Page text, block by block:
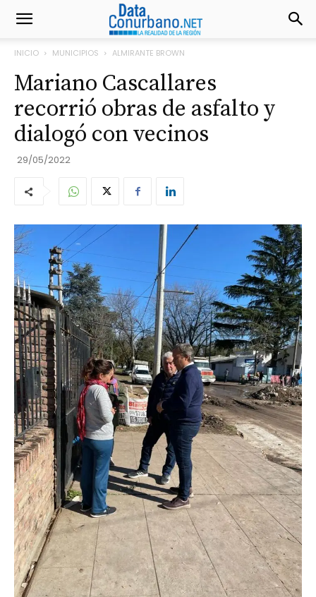
INICIO MUNICIPIOS ALMIRANTE BROWN
Mariano Cascallares
recorrió obras de asfalto y
dialogó con vecinos
29/05/2022